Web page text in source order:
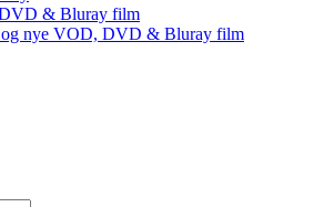
& Bluray film
og nye VOD, DVD & Bluray film